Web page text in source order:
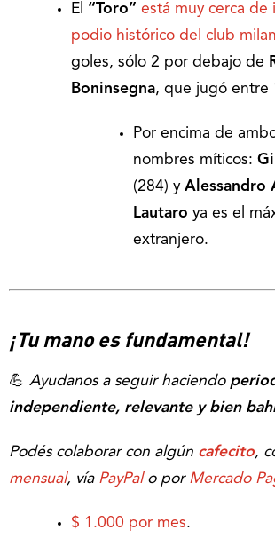
El “Toro” está muy cerca de
podio histórico del club
goles, sólo 2 por debajo de
Boninsegna, que jugó entre
Por encima de
nombres míticos:
(284) y Alessandro
Lautaro ya es el
extranjero.
¡Tu mano es fundamental!
💪 Ayudanos a seguir haciendo
independiente, relevante y bien
Podés colaborar con algún cafecito,
mensual, víaPayPalo porMercado
$ 1.000 por mes.